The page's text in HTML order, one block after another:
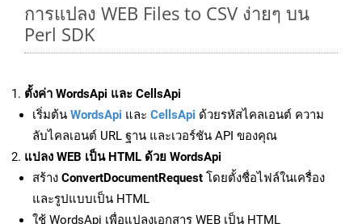
การแปลง WEB Files to CSV ง่ายๆ บน
Perl SDK
ตั้งค่า WordsApi และ CellsApi
เริ่มต้น WordsApi และ CellsApi ด้วยรหัสไคลเอนต์ ความ
ลับไคลเอนต์ URL ฐาน และเวอร์ชัน API ของคุณ
แปลง WEB เป็น HTML ด้วย WordsApi
สร้าง ConvertDocumentRequest โดยตั้งชื่อไฟล์ในเครื่อง
และรูปแบบเป็น HTML
ใช้ WordsApi เพื่อแปลงเอกสาร WEB เป็น HTML